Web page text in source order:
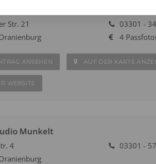
Foto Studio
Str. 21
03301 -
4
ANSEHEN AUF DER KARTE
WEBSITE
Munkelt
4
03301 -